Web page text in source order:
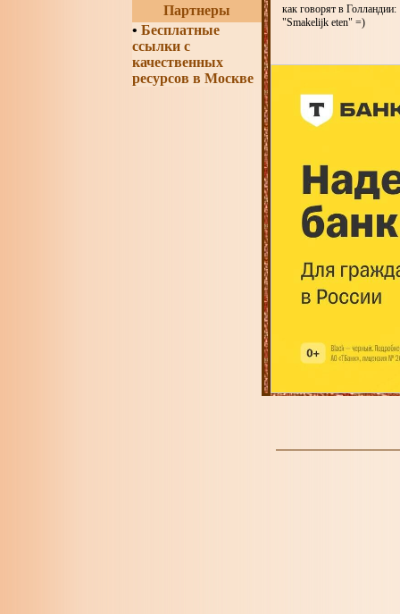
Партнеры
• Бесплатные
ссылки с
качественных
ресурсов в Москве
как говорят в Голландии:
"Smakelijk eten" =)